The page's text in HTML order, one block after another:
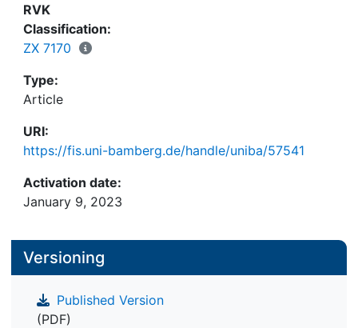
RVK
Classification:
ZX 7170
Type:
Article
URI:
https://fis.uni-bamberg.de/handle/uniba/57541
Activation date:
January 9, 2023
Versioning
Published Version
(PDF)